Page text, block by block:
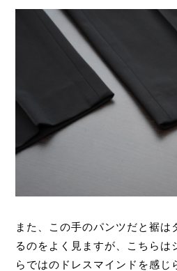
また、この手のパンツだと裾は
るのをよく見ますが、こちらは
らではのドレスマインドを感じ